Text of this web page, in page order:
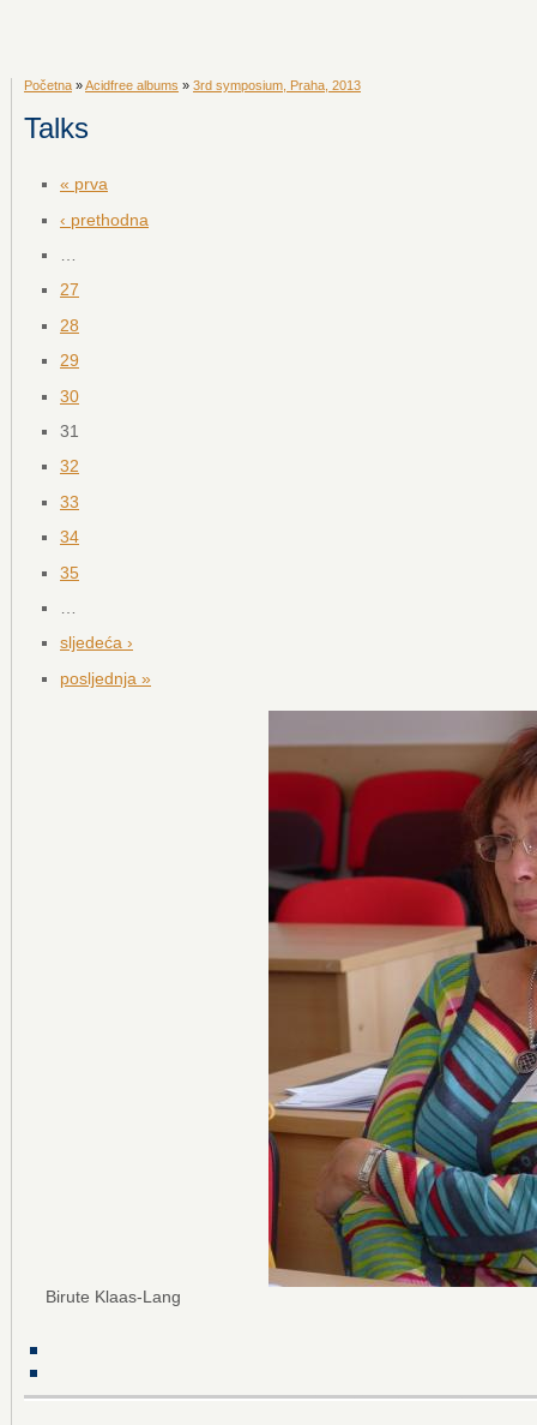
Početna »Acidfree albums » 3rd symposium, Praha, 2013
Talks
« prva
‹ prethodna
27
28
29
30
31
32
33
34
35
sljedeća ›
posljednja »
Birute Klaas-Lang